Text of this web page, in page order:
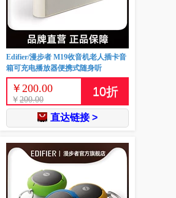
Edifier/漫步者 M19收音机老人插卡音
箱可充电播放器便携式随身听
￥ 200.00
￥ 200.00
10折
直达链接 >